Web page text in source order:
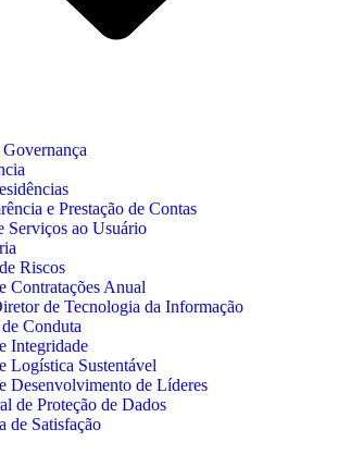
Governança
e Prestação de Contas
Serviços ao Usuário
Riscos
Contratações Anual
de Tecnologia da Informação
Conduta
Integridade
Logística Sustentável
Desenvolvimento de Líderes
de Proteção de Dados
de Satisfação